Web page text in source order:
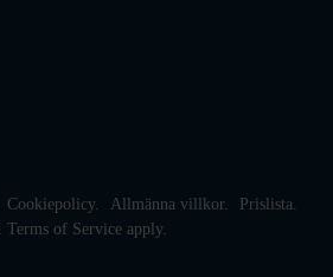
Cookiepolicy. Allmänna villkor.
Prislista.
Terms of Service apply.